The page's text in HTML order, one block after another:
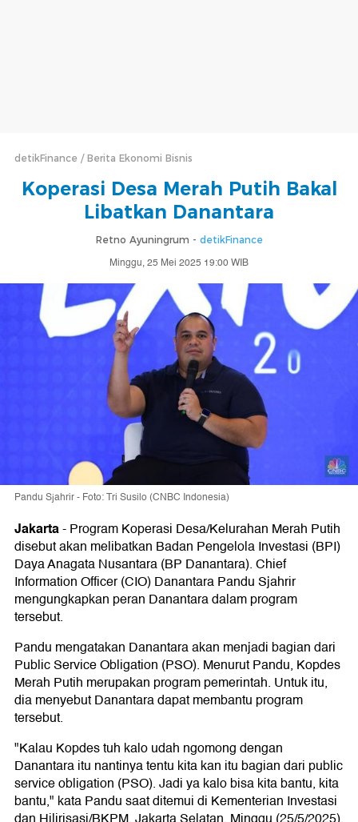
detikFinance Berita Ekonomi Bisnis
Koperasi Desa Merah Putih Bakal
Libatkan Danantara
Retno Ayuningrum - detikFinance
Minggu, 25 Mei 2025 19:00 WIB
Pandu Sjahrir - Foto: Tri Susilo (CNBC Indonesia)
Jakarta-Program Koperasi Desa/Kelurahan Merah Putih
disebut akan melibatkan Badan Pengelola Investasi (BPI)
Daya Anagata Nusantara (BP Danantara). Chief
Information Officer (CIO) Danantara Pandu Sjahrir
mengungkapkan peran Danantara dalam program
tersebut.
Pandu mengatakan Danantara akan menjadi bagian dari
Public Service Obligation (PSO). Menurut Pandu, Kopdes
Merah Putih merupakan program pemerintah. Untuk itu,
dia menyebut Danantara dapat membantu program
tersebut.
"Kalau Kopdes tuh kalo udah ngomong dengan
Danantara itu nantinya tentu kita kan itu bagian dari public
service obligation (PSO). Jadi ya kalo bisa kita bantu, kita
bantu," kata Pandu saat ditemui di Kementerian Investasi